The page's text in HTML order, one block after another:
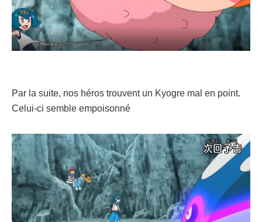
Par la suite, nos héros trouvent un Kyogre mal en point.
Celui-ci semble empoisonné